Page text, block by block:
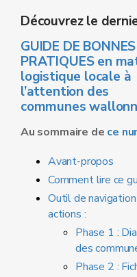
Découvrez le
GUIDE DE BONNES
PRATIQUES en
logistique locale à
l’attention des
communes
Au sommaire de ce
Avant-propos
Comment lire ce
Outil de
actions :
Phase 1 :
des
Phase 2 :